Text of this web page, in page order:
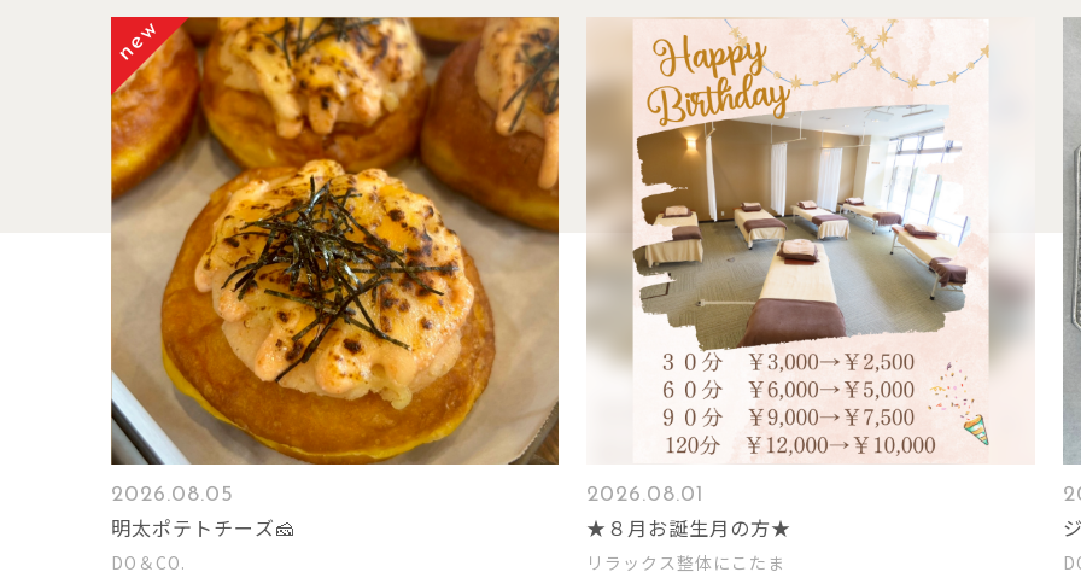
2026.08.05
明太ポテトチーズ🧀
DO＆CO.
2026.08.01
★８月お誕生月の方★
リラックス整体にこたま